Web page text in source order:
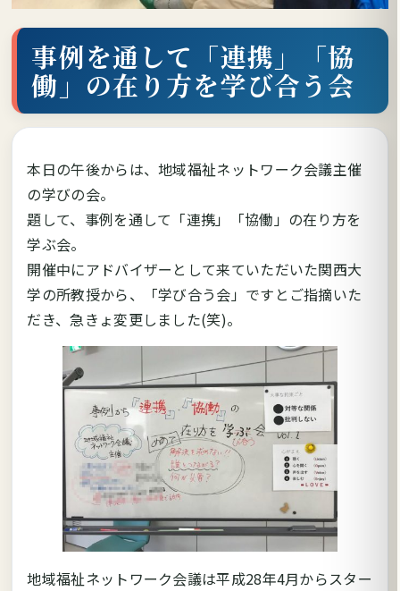
事例を通して「連携」「協
働」の在り方を学び合う会
本日の午後からは、地域福祉ネットワーク会議主催
の学びの会。
題して、事例を通して「連携」「協働」の在り方を
学ぶ会。
開催中にアドバイザーとして来ていただいた関西大
学の所教授から、「学び合う会」ですとご指摘いた
だき、急きょ変更しました(笑)。
地域福祉ネットワーク会議は平成28年4月からスター